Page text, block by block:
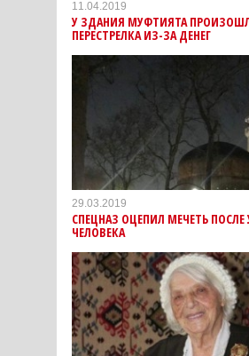
11.04.2019
У ЗДАНИЯ МУФТИЯТА
ПЕРЕСТРЕЛКА ИЗ-ЗА ДЕНЕГ
29.03.2019
СПЕЦНАЗ ОЦЕПИЛ МЕЧЕТЬ ПОСЛЕ
ЧЕЛОВЕКА